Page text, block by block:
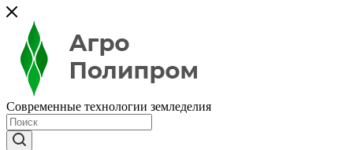
Современные технологии земледелия